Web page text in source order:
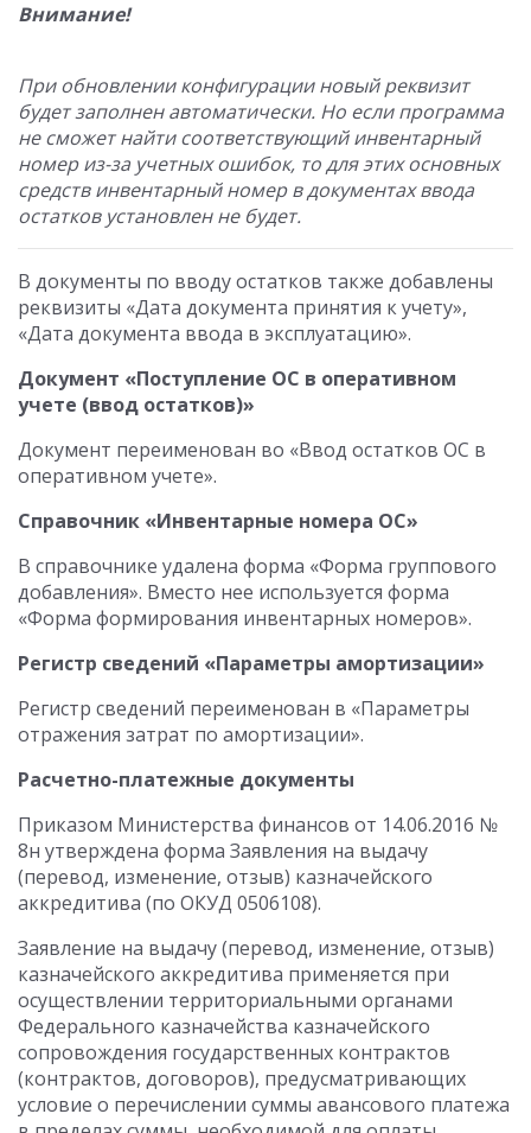
Внимание!
При обновлении конфигурации новый реквизит
будет заполнен автоматически. Но если программа
не сможет найти соответствующий инвентарный
номер из-за учетных ошибок, то для этих основных
средств инвентарный номер в документах ввода
остатков установлен не будет.
В документы по вводу остатков также добавлены
реквизиты «Дата документа принятия к учету»,
«Дата документа ввода в эксплуатацию».
Документ «Поступление ОС в оперативном
учете (ввод остатков)»
Документ переименован во «Ввод остатков ОС в
оперативном учете».
Справочник «Инвентарные номера ОС»
В справочнике удалена форма «Форма группового
добавления». Вместо нее используется форма
«Форма формирования инвентарных номеров».
Регистр сведений «Параметры амортизации»
Регистр сведений переименован в «Параметры
отражения затрат по амортизации».
Расчетно-платежные документы
Приказом Министерства финансов от 14.06.2016 №
8н утверждена форма Заявления на выдачу
(перевод, изменение, отзыв) казначейского
аккредитива (по ОКУД 0506108).
Заявление на выдачу (перевод, изменение, отзыв)
казначейского аккредитива применяется при
осуществлении территориальными органами
Федерального казначейства казначейского
сопровождения государственных контрактов
(контрактов, договоров), предусматривающих
условие о перечислении суммы авансового платежа